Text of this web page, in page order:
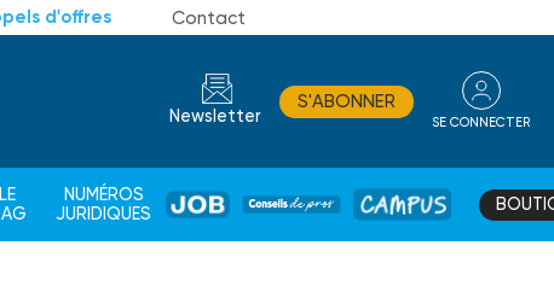
d'offres Contact
Newsletter
S'ABONNER
SE CONNECTER
LE
NUMÉROS
JURIDIQUES
JOB
DE
CAMPUS